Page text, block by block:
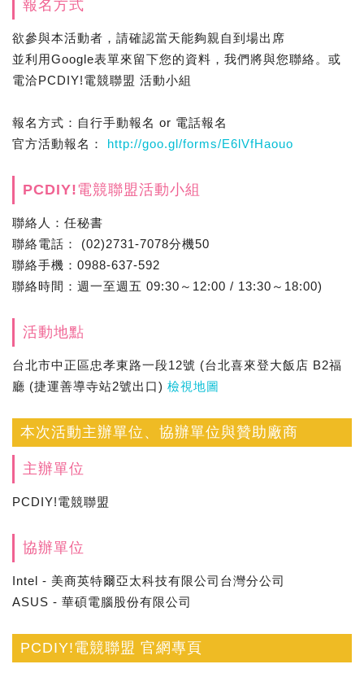
報名方式
欲參與本活動者，請確認當天能夠親自到場出席
並利用Google表單來留下您的資料，我們將與您聯絡。或
電洽PCDIY!電競聯盟 活動小組
報名方式：自行手動報名 or 電話報名
官方活動報名： http://goo.gl/forms/E6lVfHaouo
PCDIY!電競聯盟活動小組
聯絡人：任秘書
聯絡電話： (02)2731-7078分機50
聯絡手機：0988-637-592
聯絡時間：週一至週五 09:30～12:00 / 13:30～18:00)
活動地點
台北市中正區忠孝東路一段12號 (台北喜來登大飯店 B2福
廳 (捷運善導寺站2號出口) 檢視地圖
本次活動主辦單位、協辦單位與贊助廠商
主辦單位
PCDIY!電競聯盟
協辦單位
Intel - 美商英特爾亞太科技有限公司台灣分公司
ASUS - 華碩電腦股份有限公司
PCDIY!電競聯盟 官網專頁